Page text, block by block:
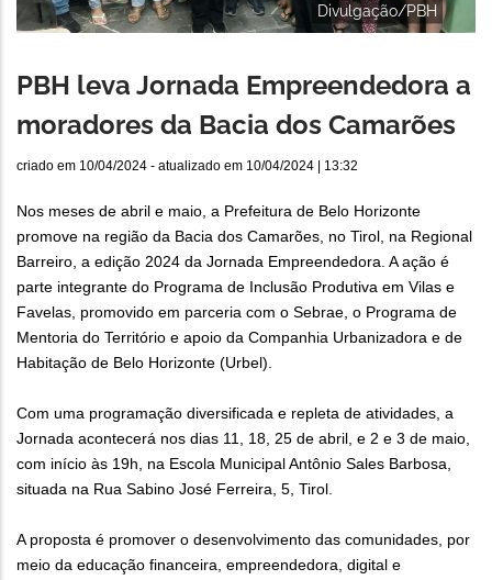
Divulgação/PBH
PBH leva Jornada Empreendedora a
moradores da Bacia dos Camarões
criado em 10/04/2024 - atualizado em 10/04/2024 | 13:32
Nos meses de abril e maio, a Prefeitura de Belo Horizonte
promove na região da Bacia dos Camarões, no Tirol, na Regional
Barreiro, a edição 2024 da Jornada Empreendedora. A ação é
parte integrante do Programa de Inclusão Produtiva em Vilas e
Favelas, promovido em parceria com o Sebrae, o Programa de
Mentoria do Território e apoio da Companhia Urbanizadora e de
Habitação de Belo Horizonte (Urbel).
Com uma programação diversificada e repleta de atividades, a
Jornada acontecerá nos dias 11, 18, 25 de abril, e 2 e 3 de maio,
com início às 19h, na Escola Municipal Antônio Sales Barbosa,
situada na Rua Sabino José Ferreira, 5, Tirol.
A proposta é promover o desenvolvimento das comunidades, por
meio da educação financeira, empreendedora, digital e